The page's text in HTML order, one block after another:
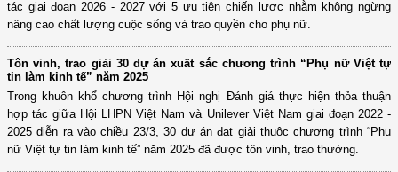
tác giai đoạn 2026 - 2027 với 5 ưu tiên chiến lược nhằm không ngừng
nâng cao chất lượng cuộc sống và trao quyền cho phụ nữ.
Tôn vinh, trao giải 30 dự án xuất sắc chương trình “Phụ nữ Việt tự
tin làm kinh tế” năm 2025
Trong khuôn khổ chương trình Hội nghị Đánh giá thực hiện thỏa thuận
hợp tác giữa Hội LHPN Việt Nam và Unilever Việt Nam giai đoạn 2022 -
2025 diễn ra vào chiều 23/3, 30 dự án đạt giải thuộc chương trình “Phụ
nữ Việt tự tin làm kinh tế” năm 2025 đã được tôn vinh, trao thưởng.